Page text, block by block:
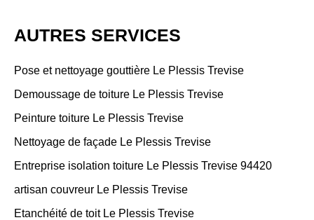
AUTRES SERVICES
Pose et nettoyage gouttière Le Plessis Trevise
Demoussage de toiture Le Plessis Trevise
Peinture toiture Le Plessis Trevise
Nettoyage de façade Le Plessis Trevise
Entreprise isolation toiture Le Plessis Trevise 94420
artisan couvreur Le Plessis Trevise
Etanchéité de toit Le Plessis Trevise